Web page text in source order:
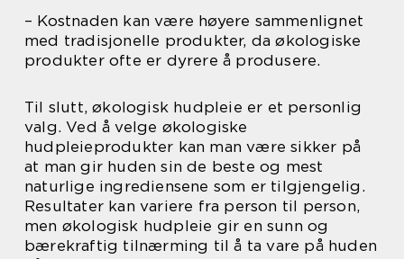
– Kostnaden kan være høyere sammenlignet
med tradisjonelle produkter, da økologiske
produkter ofte er dyrere å produsere.
Til slutt, økologisk hudpleie er et personlig
valg. Ved å velge økologiske
hudpleieprodukter kan man være sikker på
at man gir huden sin de beste og mest
naturlige ingrediensene som er tilgjengelig.
Resultater kan variere fra person til person,
men økologisk hudpleie gir en sunn og
bærekraftig tilnærming til å ta vare på huden